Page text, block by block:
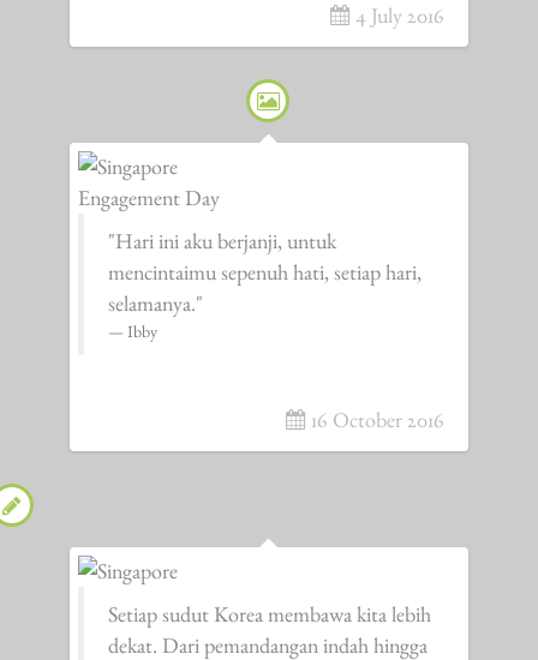
4 July 2016
Engagement Day
"Hari ini aku berjanji, untuk
mencintaimu sepenuh hati, setiap hari,
selamanya."
Ibby
16 October 2016
Setiap sudut Korea membawa kita lebih
dekat. Dari pemandangan indah hingga